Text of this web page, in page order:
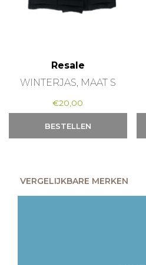
Resale
WINTERJAS, MAAT S
€20,00
BESTELLEN
VERGELIJKBARE MERKEN